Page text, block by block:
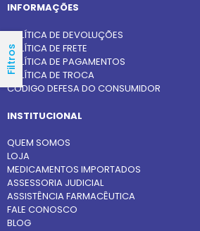
Filtros
INFORMAÇÕES
POLÍTICA DE DEVOLUÇÕES
POLÍTICA DE FRETE
POLÍTICA DE PAGAMENTOS
POLÍTICA DE TROCA
CÓDIGO DEFESA DO CONSUMIDOR
INSTITUCIONAL
QUEM SOMOS
LOJA
MEDICAMENTOS IMPORTADOS
ASSESSORIA JUDICIAL
ASSISTÊNCIA FARMACÊUTICA
FALE CONOSCO
BLOG